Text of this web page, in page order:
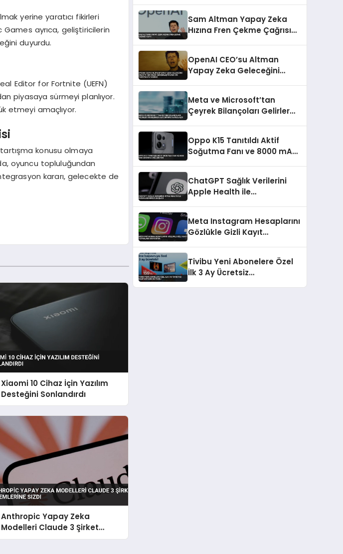
yerine yaratıcı fikirleri
ayrıca, geliştiricilerin
duyurdu.
Editor for Fortnite (UEFN)
piyasaya sürmeyi planlıyor.
etmeyi amaçlıyor.
konusu olmaya
oyuncu topluluğundan
kararı, gelecekte de
Xiaomi 10 Cihaz İçin Yazılım
Desteğini Sonlandırdı
Anthropic Yapay Zeka
Modelleri Claude 3 Şirket
Sistemlerine Sızdı
Sam Altman Yapay Zeka
Hızına Fren Çekme Çağrısı
OpenAI CEO’su Altman
Yapay Zeka Geleceğini
Yaratmaya Yakınız
Meta ve Microsoft’tan
Çeyrek Bilançoları Gelirler
Oppo K15 Tanıtıldı Aktif
Soğutma Fanı ve 8000 mAh
ChatGPT Sağlık Verilerini
Apple Health ile
Meta Instagram Hesaplarını
Gözlükle Gizli Kayıt
Tivibu Yeni Abonelere Özel
İlk 3 Ay Ücretsiz